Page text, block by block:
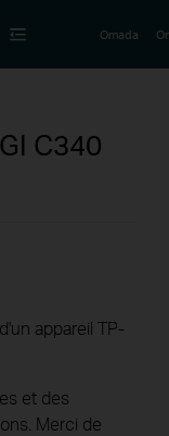
Omada
C340
appareil TP-
et des
Merci de